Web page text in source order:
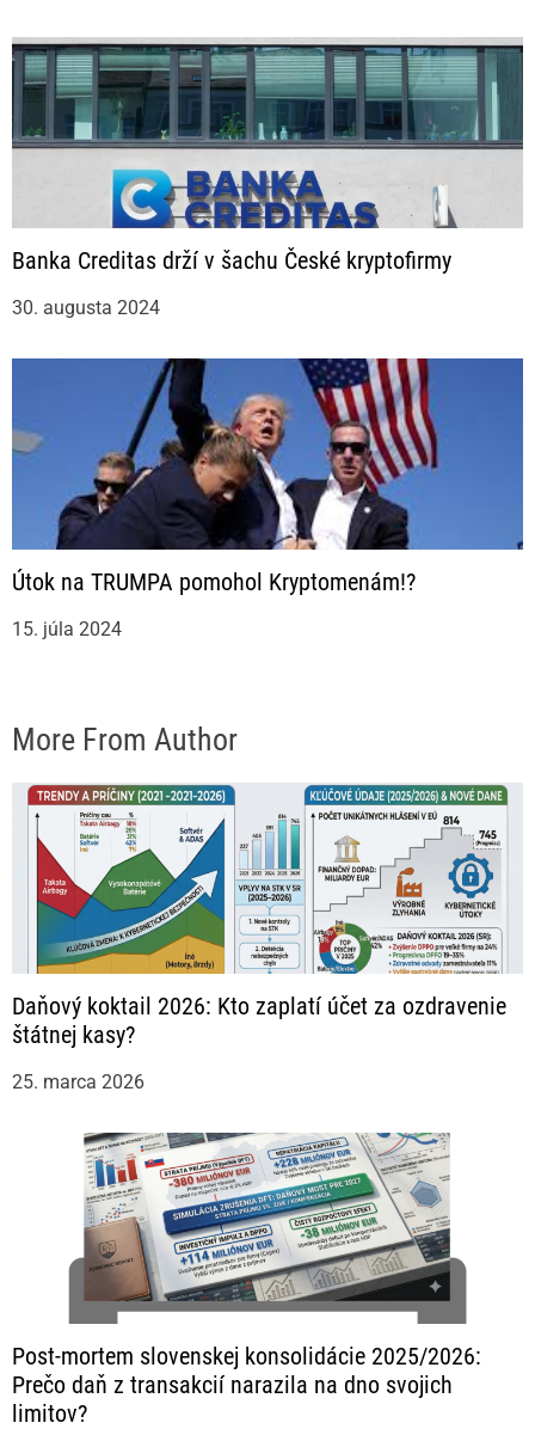
Banka Creditas drží v šachu České kryptofirmy
30. augusta 2024
Útok na TRUMPA pomohol Kryptomenám!?
15. júla 2024
More From Author
Daňový koktail 2026: Kto zaplatí účet za ozdravenie
štátnej kasy?
25. marca 2026
Post-mortem slovenskej konsolidácie 2025/2026:
Prečo daň z transakcií narazila na dno svojich
limitov?